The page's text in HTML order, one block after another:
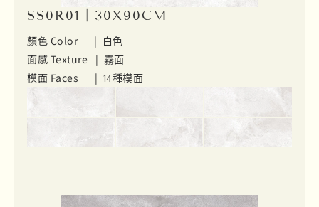
SS0R01｜30X90CM
顏色 Color | 白色
面感 Texture | 霧面
模面 Faces | 14種模面